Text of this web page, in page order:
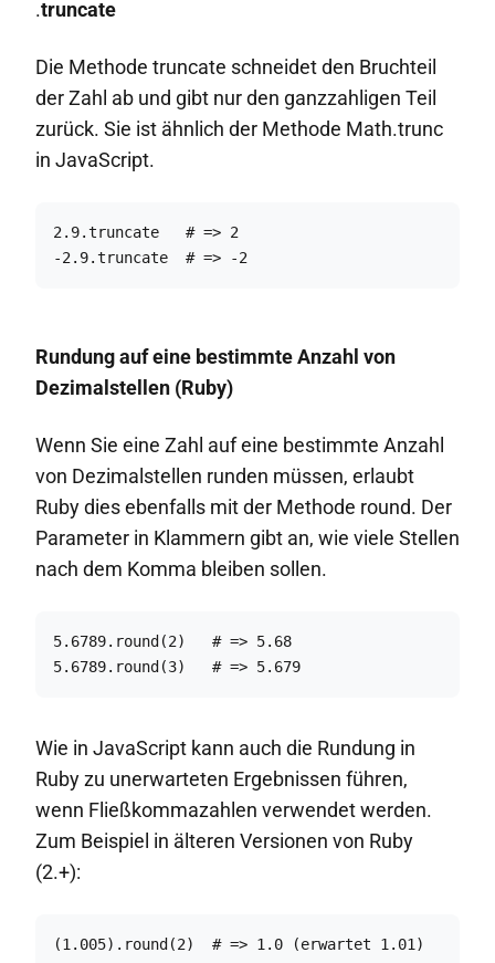
.truncate
Die Methode truncate schneidet den Bruchteil
der Zahl ab und gibt nur den ganzzahligen Teil
zurück. Sie ist ähnlich der Methode Math.trunc
in JavaScript.
2.9.truncate   # => 2
-2.9.truncate  # => -2
Rundung auf eine bestimmte Anzahl von
Dezimalstellen (Ruby)
Wenn Sie eine Zahl auf eine bestimmte Anzahl
von Dezimalstellen runden müssen, erlaubt
Ruby dies ebenfalls mit der Methode round. Der
Parameter in Klammern gibt an, wie viele Stellen
nach dem Komma bleiben sollen.
5.6789.round(2)   # => 5.68
5.6789.round(3)   # => 5.679
Wie in JavaScript kann auch die Rundung in
Ruby zu unerwarteten Ergebnissen führen,
wenn Fließkommazahlen verwendet werden.
Zum Beispiel in älteren Versionen von Ruby
(2.+):
(1.005).round(2)  # => 1.0 (erwartet 1.01)